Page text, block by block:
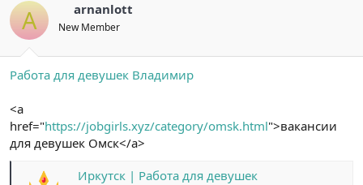
A arnanlott
New Member
Работа для девушек Владимир
<a
href="https://jobgirls.xyz/category/omsk.html">вакансии
для девушек Омск</a>
Иркутск | Работа для девушек